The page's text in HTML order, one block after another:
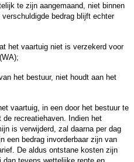
te zijn aangemaand, niet binnen
bedrag blijft echter
het vaartuig niet is verzekerd voor
het bestuur, niet houdt aan het
vaartuig, in een door het bestuur te
de recreatiehaven. Indien het
is verwijderd, zal daarna per dag
een bedrag invorderbaar zijn van
De aldus ontstane kosten zijn